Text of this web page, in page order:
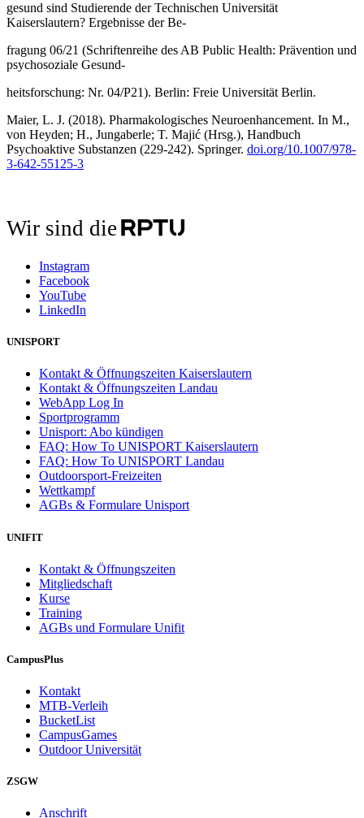
gesund sind Studierende der Technischen Universität
Kaiserslautern? Ergebnisse der Be-
fragung 06/21 (Schriftenreihe des AB Public Health: Prävention und
psychosoziale Gesund-
heitsforschung: Nr. 04/P21). Berlin: Freie Universität Berlin.
Maier, L. J. (2018). Pharmakologisches Neuroenhancement. In M.,
von Heyden; H., Jungaberle; T. Majić (Hrsg.), Handbuch
Psychoaktive Substanzen (229-242). Springer. doi.org/10.1007/978-
3-642-55125-3
Wir sind die
Instagram
Facebook
YouTube
LinkedIn
UNISPORT
Kontakt & Öffnungszeiten Kaiserslautern
Kontakt & Öffnungszeiten Landau
WebApp Log In
Sportprogramm
Unisport: Abo kündigen
FAQ: How To UNISPORT Kaiserslautern
FAQ: How To UNISPORT Landau
Outdoorsport-Freizeiten
Wettkampf
AGBs & Formulare Unisport
UNIFIT
Kontakt & Öffnungszeiten
Mitgliedschaft
Kurse
Training
AGBs und Formulare Unifit
CampusPlus
Kontakt
MTB-Verleih
BucketList
CampusGames
Outdoor Universität
ZSGW
Anschrift